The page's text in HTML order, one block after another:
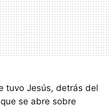
tuvo Jesús, detrás del
se abre sobre